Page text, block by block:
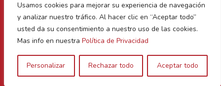
Usamos cookies para mejorar su experiencia de navegación
y analizar nuestro tráfico. Al hacer clic en “Aceptar todo”
usted da su consentimiento a nuestro uso de las cookies.
Mas info en nuestra Política de Privacidad
Personalizar Rechazar todo Aceptar todo
Política de Cookies
Contacto
Canal de Denuncias